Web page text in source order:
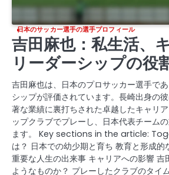
日本のサッカー選手の選手プロフィール
吉田麻也：私生活、
リーダーシップの役
吉田麻也は、日本のプロサッカー選手で
シップが評価されています。長崎出身の
著な業績に裏打ちされた卓越したキャリ
ップクラブでプレーし、日本代表チーム
ます。 Key sections in the article:
は？ 日本での幼少期と育ち 教育と形成
重要な人生の出来事 キャリアへの影響
ようなものか？ プレーしたクラブのタイ